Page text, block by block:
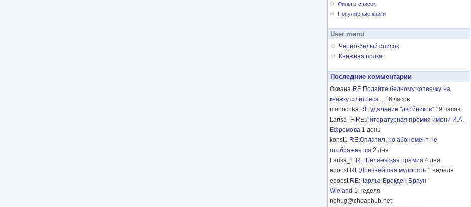
Фильтр-список
Популярные книги
User menu
Чёрно-белый список
Книжная полка
Последние комментарии
Океана RE:Подайте бедному копеечку на
книжку с литреса... 16 часов
monochka RE:удаление "двойников" 19 часов
Larisa_F RE:Литературная премия имени И.А.
Ефремова 1 день
konst1 RE:Оплатил, но абонемент не
отображается 2 дня
Larisa_F RE:Беляевская премия 4 дня
epoost RE:Древнейшая мудрость 1 неделя
epoost RE:Чарльз Брокден Браун -
Wieland 1 неделя
nehug@cheaphub.net